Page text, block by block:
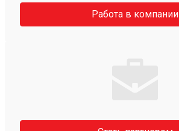
Работа в компании